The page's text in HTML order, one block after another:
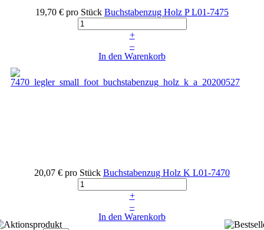
19,70 € pro Stück Buchstabenzug Holz PL01-7475
+
–
In den Warenkorb
20,07 € pro Stück Buchstabenzug Holz K L01-7470
+
–
In den Warenkorb